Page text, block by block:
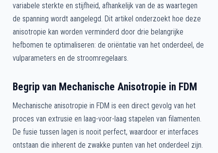
variabele sterkte en stijfheid, afhankelijk van de as waartegen
de spanning wordt aangelegd. Dit artikel onderzoekt hoe deze
anisotropie kan worden verminderd door drie belangrijke
hefbomen te optimaliseren: de oriëntatie van het onderdeel, de
vulparameters en de stroomregelaars.
Begrip van Mechanische Anisotropie in FDM
Mechanische anisotropie in FDM is een direct gevolg van het
proces van extrusie en laag-voor-laag stapelen van filamenten.
De fusie tussen lagen is nooit perfect, waardoor er interfaces
ontstaan die inherent de zwakke punten van het onderdeel zijn.